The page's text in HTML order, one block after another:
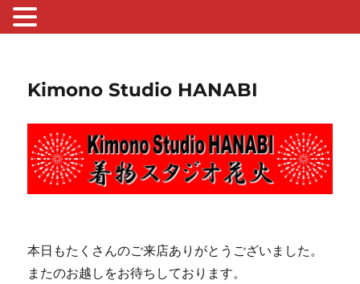
Kimono Studio HANABI
本日もたくさんのご来店ありがとうございました。
またのお越しをお待ちしております。